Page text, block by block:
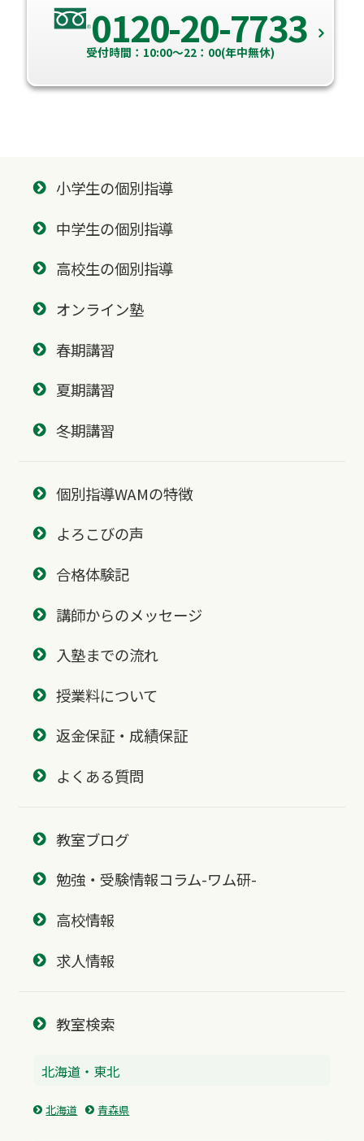
0120-20-7733
受付時間：10:00～22：00(年中無休)
小学生の個別指導
中学生の個別指導
高校生の個別指導
オンライン塾
春期講習
夏期講習
冬期講習
個別指導WAMの特徴
よろこびの声
合格体験記
講師からのメッセージ
入塾までの流れ
授業料について
返金保証・成績保証
よくある質問
教室ブログ
勉強・受験情報コラム-ワム研-
高校情報
求人情報
教室検索
北海道・東北
北海道 青森県